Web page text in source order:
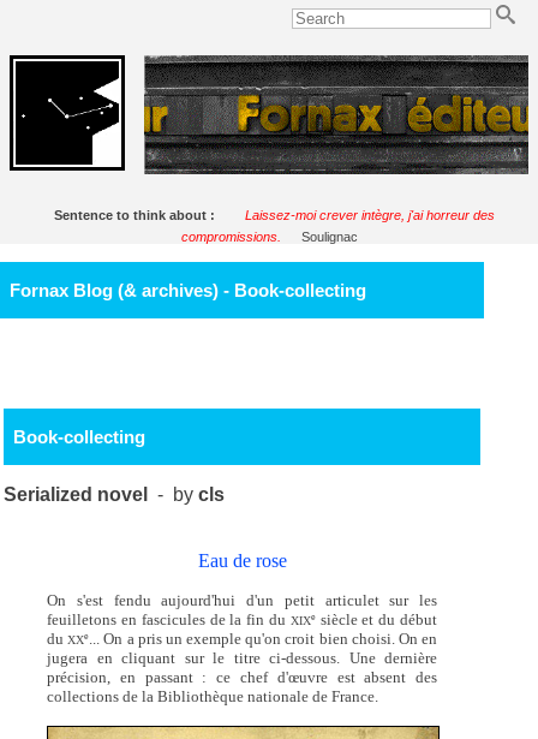
Sentence to think about :
Laissez-moi crever intègre, j'ai horreur des
compromissions.
Soulignac
Fornax Blog (& archives) - Book-collecting
Book-collecting
Serialized novel - bycls
Eau de rose
On s'est fendu aujourd'hui d'un petit articulet sur les
feuilletons en fascicules de la fin du XIXesiècle et du début
duXXe
... On a pris un exemple qu'on croit bien choisi. On en
jugera en cliquant sur le titre ci-dessous. Une dernière
précision, en passant : ce chef d'œuvre est absent des
collections de la Bibliothèque nationale de France.